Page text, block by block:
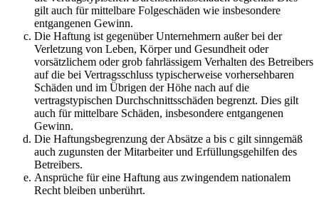
gilt auch für mittelbare Folgeschäden wie insbesondere
entgangenen Gewinn.
Die Haftung ist gegenüber Unternehmern außer bei der
Verletzung von Leben, Körper und Gesundheit oder
vorsätzlichem oder grob fahrlässigem Verhalten des Betreibers
auf die bei Vertragsschluss typischerweise vorhersehbaren
Schäden und im Übrigen der Höhe nach auf die
vertragstypischen Durchschnittsschäden begrenzt. Dies gilt
auch für mittelbare Schäden, insbesondere entgangenen
Gewinn.
Die Haftungsbegrenzung der Absätze a bis c gilt sinngemäß
auch zugunsten der Mitarbeiter und Erfüllungsgehilfen des
Betreibers.
Ansprüche für eine Haftung aus zwingendem nationalem
Recht bleiben unberührt.